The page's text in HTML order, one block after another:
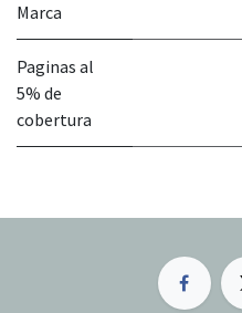
Marca
Paginas al
5% de
cobertura